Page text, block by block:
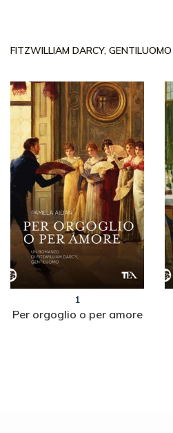
FITZWILLIAM DARCY, GENTILUOMO
1
Per orgoglio o per amore